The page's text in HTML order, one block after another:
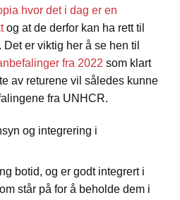
hvor det i dag er en
og at de derfor kan ha rett til
er viktig her å se hen til
fra 2022 som klart
av returene vil således kunne
fra UNHCR.
og integrering i
botid, og er godt integrert i
står på for å beholde dem i